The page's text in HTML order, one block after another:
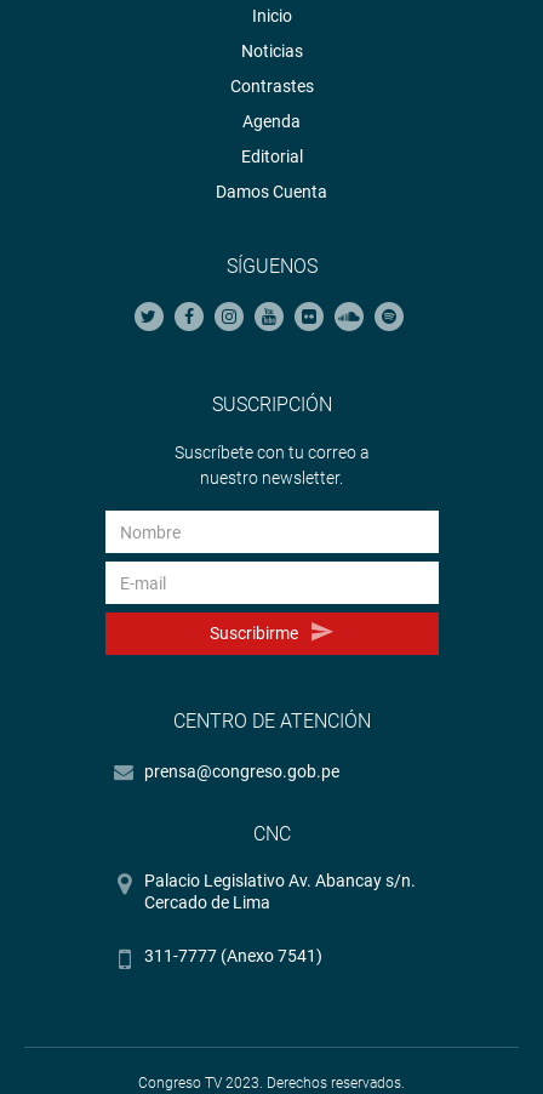
Inicio
Noticias
Contrastes
Agenda
Editorial
Damos Cuenta
SÍGUENOS
SUSCRIPCIÓN
Suscríbete con tu correo a
nuestro newsletter.
Suscribirme
CENTRO DE ATENCIÓN
prensa@congreso.gob.pe
CNC
Palacio Legislativo Av. Abancay s/n.
Cercado de Lima
311-7777 (Anexo 7541)
Congreso TV 2023. Derechos reservados.